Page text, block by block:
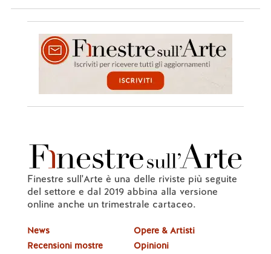
Finestre sull'Arte è una delle riviste più seguite
del settore e dal 2019 abbina alla versione
online anche un trimestrale cartaceo.
News
Recensioni mostre
Opere & Artisti
Opinioni